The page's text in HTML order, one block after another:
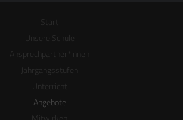
Start
Unsere Schule
Ansprechpartner*innen
Jahrgangsstufen
Unterricht
Angebote